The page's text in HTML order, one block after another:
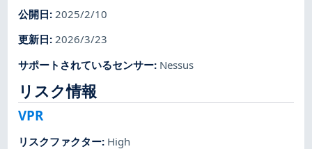
公開日:2025/2/10
更新日:2026/3/23
サポートされているセンサー: Nessus
リスク情報
VPR
リスクファクター: High